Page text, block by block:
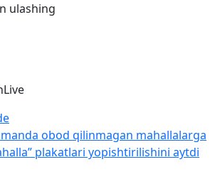
ulashing
Live
obod qilinmagan mahallalarga
plakatlari yopishtirilishini aytdi